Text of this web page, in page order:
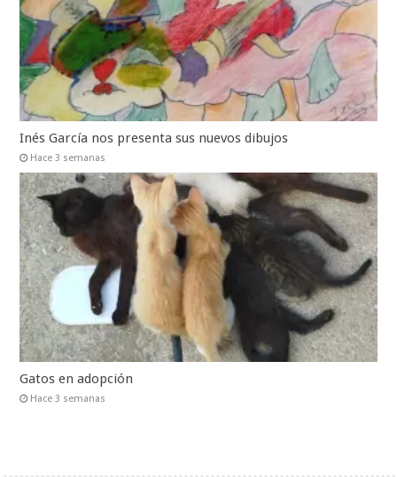
Inés García nos presenta sus nuevos dibujos
Hace 3 semanas
Gatos en adopción
Hace 3 semanas